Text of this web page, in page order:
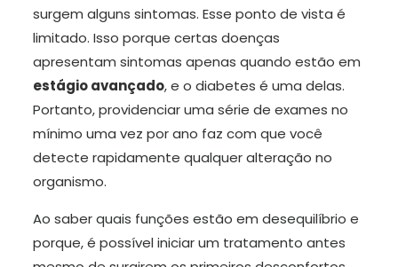
surgem alguns sintomas. Esse ponto de vista é
limitado. Isso porque certas doenças
apresentam sintomas apenas quando estão em
estágio avançado, e o diabetes é uma delas.
Portanto, providenciar uma série de exames no
mínimo uma vez por ano faz com que você
detecte rapidamente qualquer alteração no
organismo.
Ao saber quais funções estão em desequilíbrio e
porque, é possível iniciar um tratamento antes